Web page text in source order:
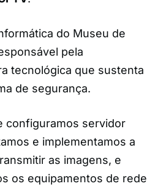
do Museu de
pela
tecnológica que sustenta
de segurança.
servidor
e implementamos a
as imagens, e
os equipamentos de rede